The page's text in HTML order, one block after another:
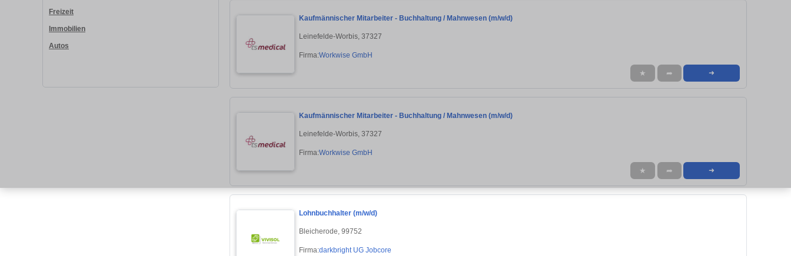
Freizeit
Immobilien
Autos
Kaufmännischer Mitarbeiter - Buchhaltung / Mahnwesen (m/w/d)
Leinefelde-Worbis, 37327
Firma:Workwise GmbH
★ ➦ ➜
Kaufmännischer Mitarbeiter - Buchhaltung / Mahnwesen (m/w/d)
Leinefelde-Worbis, 37327
Firma:Workwise GmbH
★ ➦ ➜
Lohnbuchhalter (m/w/d)
Bleicherode, 99752
Firma:darkbright UG Jobcore